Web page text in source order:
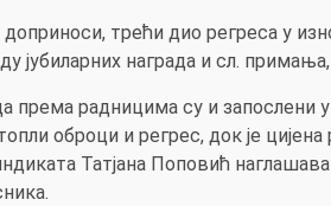
трећи дио регреса у
јубиларних награда и сл.
према радницима су и запослени
оброци и регрес, док је
Татјана Поповић